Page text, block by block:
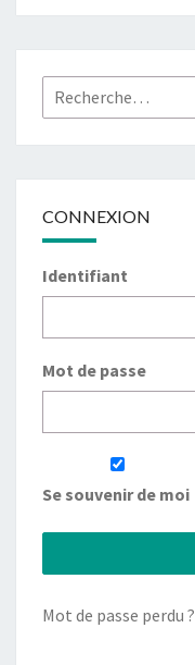
Rechercher :
CONNEXION
Identifiant
Mot de passe
Se souvenir de moi
Mot de passe perdu ?